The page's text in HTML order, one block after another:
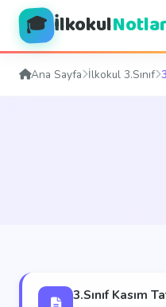
🎓 İlkokul
Ana Sayfa İlkokul 3.Sınıf
3.Sınıf Kasım